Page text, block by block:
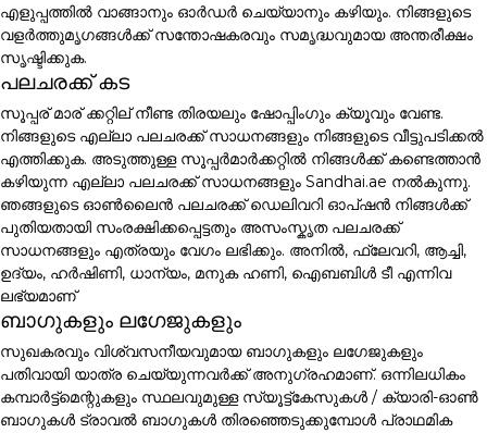
എളുപ്പത്തിൽ വാങ്ങാനും ഓർഡർ ചെയ്യാനും കഴിയും. നിങ്ങളുടെ
വളർത്തുമൃഗങ്ങൾക്ക് സന്തോഷകരവും സമൃദ്ധവുമായ അന്തരീക്ഷം
സൃഷ്ടിക്കുക.
പലചരക്ക് കട
സൂപ്പര് മാര് ക്കറ്റില് നീണ്ട തിരയലും ഷോപ്പിംഗും ക്യൂവും വേണ്ട.
നിങ്ങളുടെ എല്ലാ പലചരക്ക് സാധനങ്ങളും നിങ്ങളുടെ വീട്ടുപടിക്കൽ
എത്തിക്കുക. അടുത്തുള്ള സൂപ്പർമാർക്കറ്റിൽ നിങ്ങൾക്ക് കണ്ടെത്താൻ
കഴിയുന്ന എല്ലാ പലചരക്ക് സാധനങ്ങളും Sandhai.ae നൽകുന്നു.
ഞങ്ങളുടെ ഓൺലൈൻ പലചരക്ക് ഡെലിവറി ഓപ്ഷൻ നിങ്ങൾക്ക്
പുതിയതായി സംരക്ഷിക്കപ്പെട്ടതും അസംസ്കൃത പലചരക്ക്
സാധനങ്ങളും എത്രയും വേഗം ലഭിക്കും. അനിൽ, ഫ്ലേവറി, ആച്ചി,
ഉദ്യം, ഹർഷിണി, ധാന്യം, മനുക ഹണി, ഐബബിൾ ടീ എന്നിവ
ലഭ്യമാണ്
ബാഗുകളും ലഗേജുകളും
സുഖകരവും വിശ്വസനീയവുമായ ബാഗുകളും ലഗേജുകളും
പതിവായി യാത്ര ചെയ്യുന്നവർക്ക് അനുഗ്രഹമാണ്. ഒന്നിലധികം
കമ്പാർട്ട്മെന്റുകളും സ്ഥലവുമുള്ള സ്യൂട്ട്കേസുകൾ / ക്യാരി-ഓൺ
ബാഗുകൾ ട്രാവൽ ബാഗുകൾ തിരഞ്ഞെടുക്കുമ്പോൾ പ്രാഥമിക